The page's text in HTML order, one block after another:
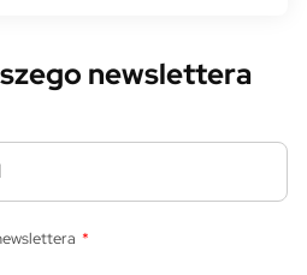
newslettera
*